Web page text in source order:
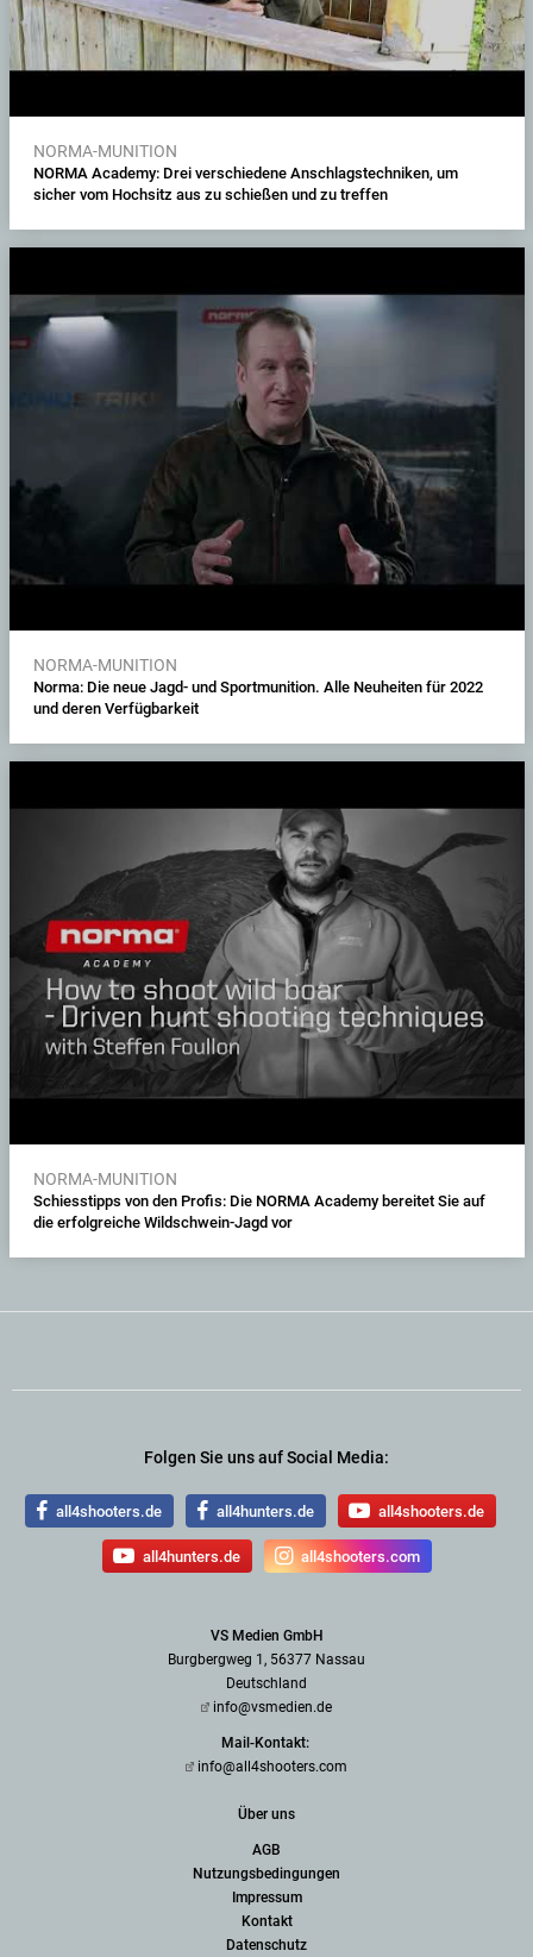
NORMA-MUNITION
NORMA Academy: Drei verschiedene Anschlagstechniken, um
sicher vom Hochsitz aus zu schießen und zu treffen
NORMA-MUNITION
Norma: Die neue Jagd- und Sportmunition. Alle Neuheiten für 2022
und deren Verfügbarkeit
NORMA-MUNITION
Schiesstipps von den Profis: Die NORMA Academy bereitet Sie auf
die erfolgreiche Wildschwein-Jagd vor
Folgen Sie uns auf Social Media:
all4shooters.de all4hunters.de all4shooters.de
all4hunters.de all4shooters.com
VS Medien GmbH
Burgbergweg 1, 56377 Nassau
Deutschland
info@vsmedien.de
Mail-Kontakt:
info@all4shooters.com
Über uns
AGB
Nutzungsbedingungen
Impressum
Kontakt
Datenschutz